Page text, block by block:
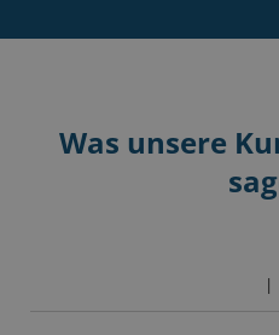
Was unsere